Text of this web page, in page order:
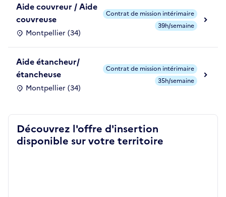
Aide couvreur / Aide
couvreuse
Montpellier (34)
Contrat de mission intérimaire
39h/semaine
Aide étancheur/
étancheuse
Montpellier (34)
Contrat de mission intérimaire
35h/semaine
Découvrez l'offre d'insertion
disponible sur votre territoire